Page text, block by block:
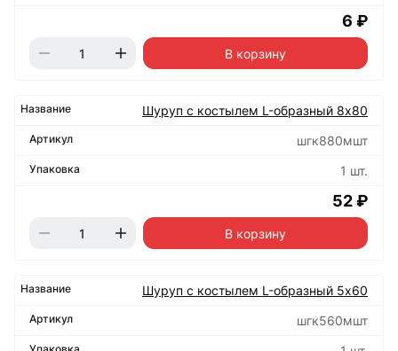
6 ₽
В корзину
Шуруп с костылем L-образный 8х80
шгк880мшт
1 шт.
52 ₽
В корзину
Шуруп с костылем L-образный 5х60
шгк560мшт